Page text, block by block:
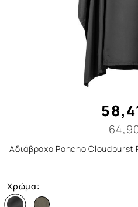
Αδιάβροχο Poncho Cloudburst
Χρώμα: